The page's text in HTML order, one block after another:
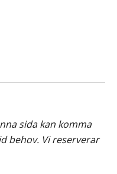
sida kan komma
behov. Vi reserverar